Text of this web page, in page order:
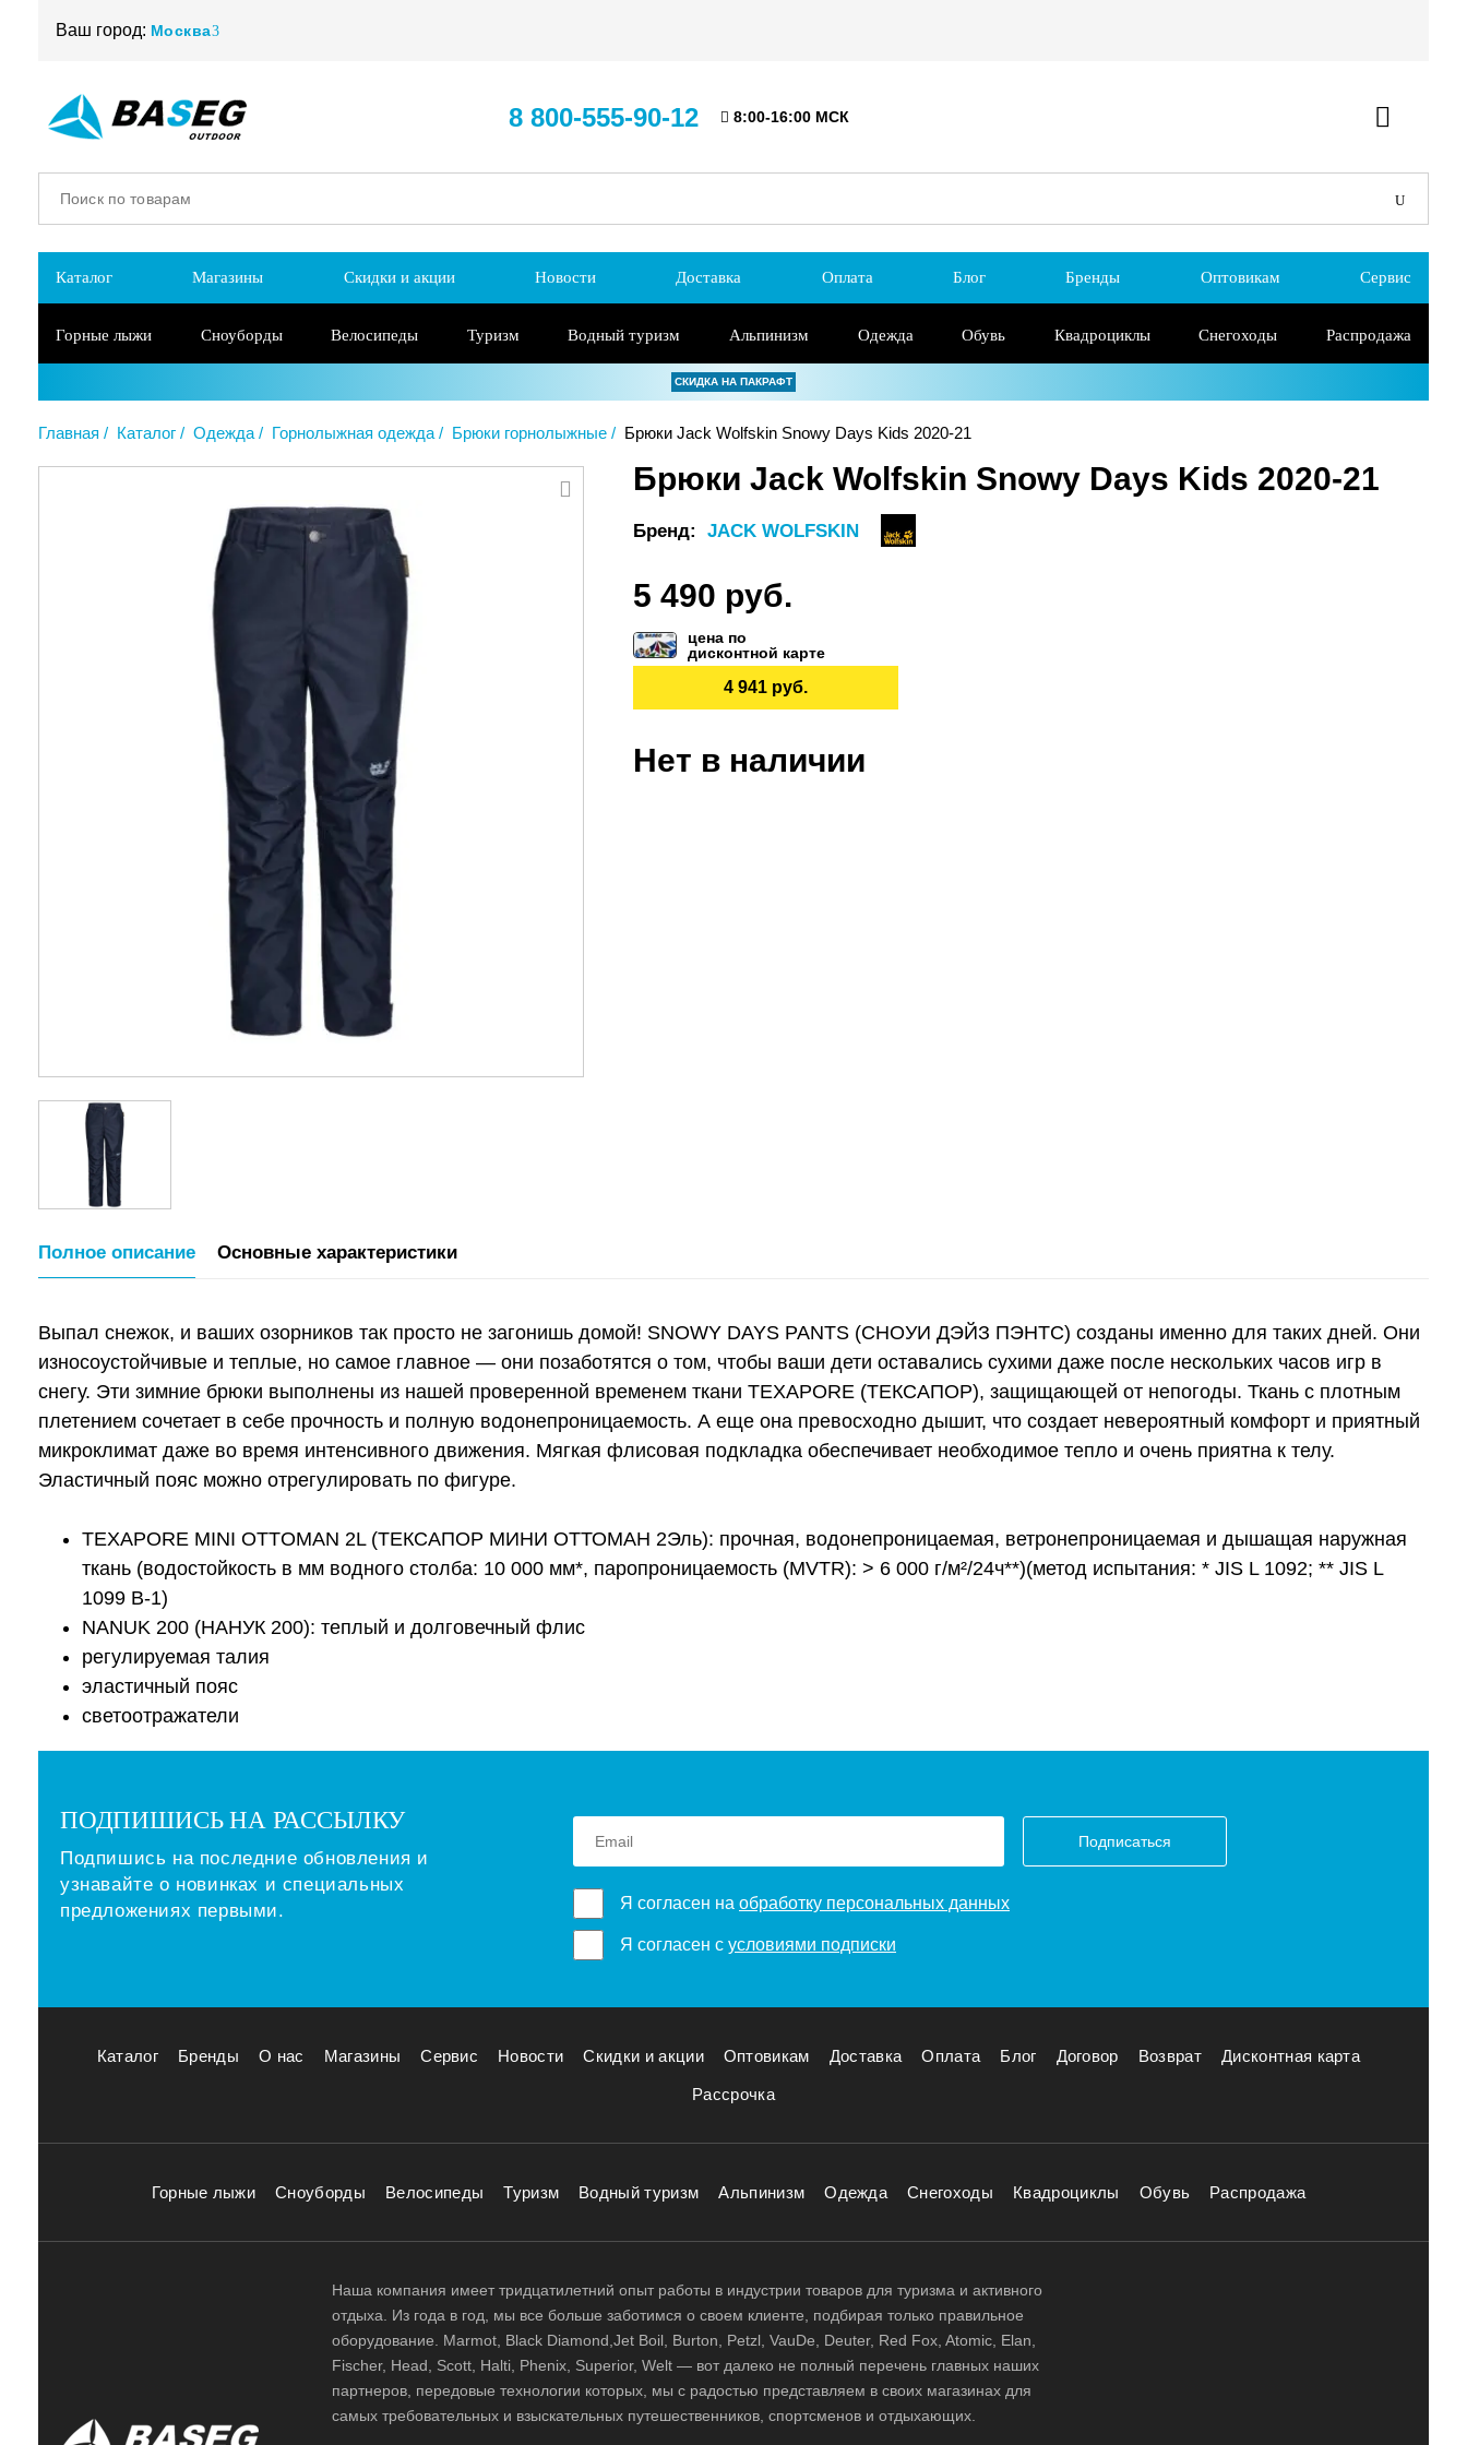
Ваш город: Москва
8 800-555-90-12 8:00-16:00 МСК
Каталог Магазины Скидки и акции Новости Доставка Оплата Блог Бренды Оптовикам Сервис
Горные лыжи Сноуборды Велосипеды Туризм Водный туризм Альпинизм Одежда Обувь Квадроциклы Снегоходы Распродажа
СКИДКА НА ПАКРАФТ
Главная Каталог Одежда Горнолыжная одежда Брюки горнолыжные Брюки Jack Wolfskin Snowy Days Kids 2020-21
Брюки Jack Wolfskin Snowy Days Kids 2020-21
Бренд: JACK WOLFSKIN
5 490 руб.
цена по
дисконтной карте
4 941 руб.
Нет в наличии
Полное описание Основные характеристики
Выпал снежок, и ваших озорников так просто не загонишь домой! SNOWY DAYS PANTS (СНОУИ ДЭЙЗ ПЭНТС) созданы именно для таких дней. Они
износоустойчивые и теплые, но самое главное — они позаботятся о том, чтобы ваши дети оставались сухими даже после нескольких часов игр в
снегу. Эти зимние брюки выполнены из нашей проверенной временем ткани TEXAPORE (ТЕКСАПОР), защищающей от непогоды. Ткань с плотным
плетением сочетает в себе прочность и полную водонепроницаемость. А еще она превосходно дышит, что создает невероятный комфорт и приятный
микроклимат даже во время интенсивного движения. Мягкая флисовая подкладка обеспечивает необходимое тепло и очень приятна к телу.
Эластичный пояс можно отрегулировать по фигуре.
TEXAPORE MINI OTTOMAN 2L (ТЕКСАПОР МИНИ ОТТОМАН 2Эль): прочная, водонепроницаемая, ветронепроницаемая и дышащая наружная
ткань (водостойкость в мм водного столба: 10 000 мм*, паропроницаемость (MVTR): > 6 000 г/м²/24ч**)(метод испытания: * JIS L 1092; ** JIS L
1099 B-1)
NANUK 200 (НАНУК 200): теплый и долговечный флис
регулируемая талия
эластичный пояс
светоотражатели
ПОДПИШИСЬ НА РАССЫЛКУ
Подпишись на последние обновления и
узнавайте о новинках и специальных
предложениях первыми.
Подписаться
Я согласен на обработку персональных данных
Я согласен с условиями подписки
Каталог Бренды О нас Магазины Сервис Новости Скидки и акции Оптовикам Доставка Оплата Блог Договор Возврат Дисконтная карта
Рассрочка
Горные лыжи Сноуборды Велосипеды Туризм Водный туризм Альпинизм Одежда Снегоходы Квадроциклы Обувь Распродажа
Наша компания имеет тридцатилетний опыт работы в индустрии товаров для туризма и активного
отдыха. Из года в год, мы все больше заботимся о своем клиенте, подбирая только правильное
оборудование. Marmot, Black Diamond,Jet Boil, Burton, Petzl, VauDe, Deuter, Red Fox, Atomic, Elan,
Fischer, Head, Scott, Halti, Phenix, Superior, Welt — вот далеко не полный перечень главных наших
партнеров, передовые технологии которых, мы с радостью представляем в своих магазинах для
самых требовательных и взыскательных путешественников, спортсменов и отдыхающих.